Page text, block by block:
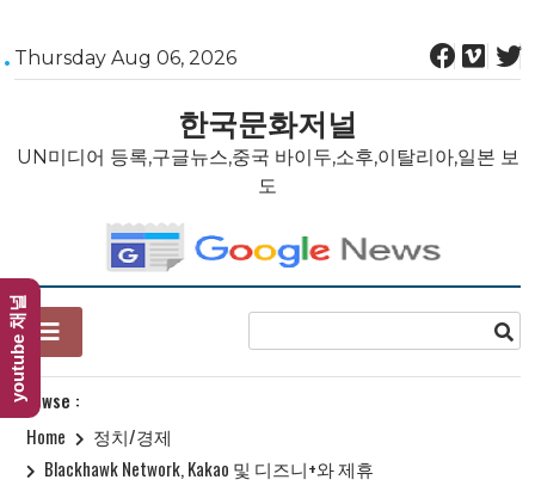
Skip
to
Thursday Aug 06, 2026
한국문화저널
UN미디어 등록,구글뉴스,중국 바이두,소후,이탈리아,일본 보
도
Browse :
Home
정치/경제
Blackhawk Network, Kakao 및 디즈니+와 제휴
youtube 채널